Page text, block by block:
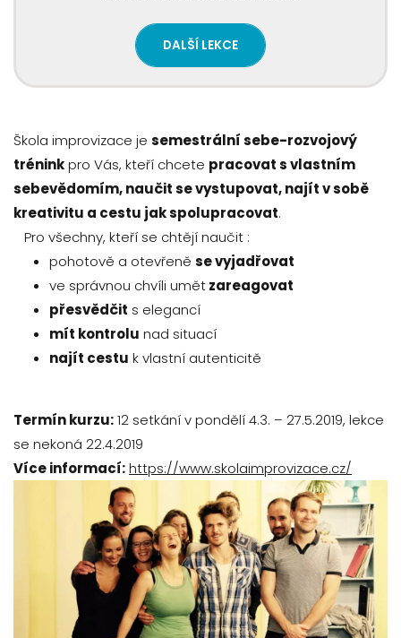
DALŠÍ LEKCE
Škola improvizace je semestrální sebe-rozvojový
tréninkpro Vás, kteří chcete pracovat s vlastním
sebevědomím, naučit se vystupovat, najít v sobě
kreativitu a cestu jak spolupracovat.
Pro všechny, kteří se chtějí naučit :
pohotově a otevřeně se vyjadřovat
ve správnou chvíli umětzareagovat
přesvědčit s elegancí
mít kontrolu nad situací
najít cestu k vlastní autenticitě
Termín kurzu:12 setkání v pondělí 4.3. – 27.5.2019, lekce
se nekoná 22.4.2019
Více informací:https://www.skolaimprovizace.cz/